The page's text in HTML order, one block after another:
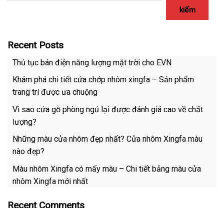
kiếm
Recent Posts
Thủ tục bán điện năng lượng mặt trời cho EVN
Khám phá chi tiết cửa chớp nhôm xingfa – Sản phẩm
trang trí được ưa chuộng
Vì sao cửa gỗ phòng ngủ lại được đánh giá cao về chất
lượng?
Những màu cửa nhôm đẹp nhất? Cửa nhôm Xingfa màu
nào đẹp?
Màu nhôm Xingfa có mấy màu – Chi tiết bảng màu cửa
nhôm Xingfa mới nhất
Recent Comments